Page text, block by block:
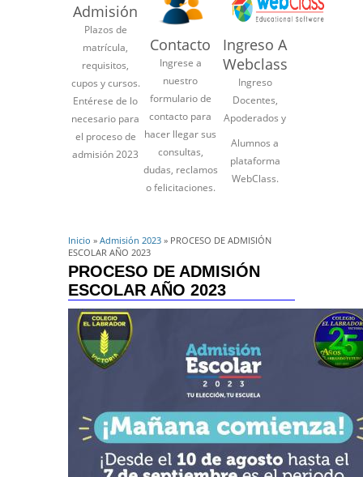
Admisión
Plazos de
matrícula,
requisitos,
cupos y cursos.
Entérese de lo
necesario para
el proceso de
admisión 2023
Contacto
Ingrese a
nuestro
formulario de
contacto para
hacer llegar sus
consultas,
dudas, reclamos
o felicitaciones.
Ingreso A
Webclass
Ingreso
Docentes,
Apoderados y
Alumnos a
plataforma
WebClass.
Inicio » Admisión 2023 » PROCESO DE ADMISIÓN
ESCOLAR AÑO 2023
PROCESO DE ADMISIÓN
ESCOLAR AÑO 2023